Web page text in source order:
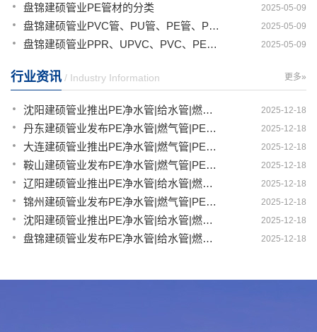
2025-05-09
盘锦建硕管业PE管材的分类
2025-05-09
盘锦建硕管业PVC管、PU管、PE管、PP管有那些区别
2025-05-09
盘锦建硕管业PPR、UPVC、PVC、PERT、PE、HDPE塑料管材详解
更多»
行业资讯 / Industry Information
2025-12-18
沈阳建硕管业推出PE净水管|给水管|燃气管|PERT供热管|电力护套管一体化智造解决方案
2025-12-18
丹东建硕管业发布PE净水管|燃气管|PERT供热管|电力护套管|农田灌溉管智能生产新范式
2025-12-18
大连建硕管业推出PE净水管|燃气管|PERT供热管|电力护套管|农田灌溉管融合智造新生态
2025-12-18
鞍山建硕管业发布PE净水管|燃气管|PERT供热管|电力护套管|农田灌溉管全链路应用新方案
2025-12-18
辽阳建硕管业推出PE净水管|给水管|燃气管|PERT供热管|电力护套管多维融合智造平台
2025-12-18
锦州建硕管业发布PE净水管|燃气管|PERT供热管|电力护套管|农田灌溉管智慧应用生态体系
2025-12-18
沈阳建硕管业推出PE净水管|给水管|燃气管|PERT供热管|电力护套管一体化智造方案
2025-12-18
盘锦建硕管业发布PE净水管|给水管|燃气管|PERT供热管|电力护套管智慧生产新范式